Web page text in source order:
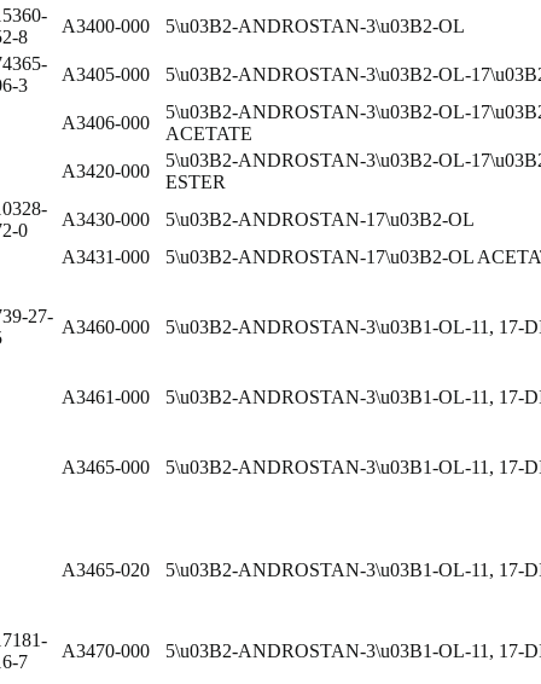
8
A3400-000
5\u03B2-ANDROSTAN-3\u03B2-OL
3
A3405-000 5\u03B2-ANDROSTAN-3\u03B2-OL-
A3406-000
5\u03B2-ANDROSTAN-3\u03B2-OL-
ACETATE
A3420-000
5\u03B2-ANDROSTAN-3\u03B2-OL-
ESTER
0
A3430-000
5\u03B2-ANDROSTAN-17\u03B2-OL
A3431-000
5\u03B2-ANDROSTAN-17\u03B2-OL
27-
A3460-000 5\u03B2-ANDROSTAN-3\u03B1-OL-11, 17-
A3461-000 5\u03B2-ANDROSTAN-3\u03B1-OL-11, 17-
A3465-000 5\u03B2-ANDROSTAN-3\u03B1-OL-11, 17-
A3465-020 5\u03B2-ANDROSTAN-3\u03B1-OL-11, 17-
7
A3470-000 5\u03B2-ANDROSTAN-3\u03B1-OL-11, 17-